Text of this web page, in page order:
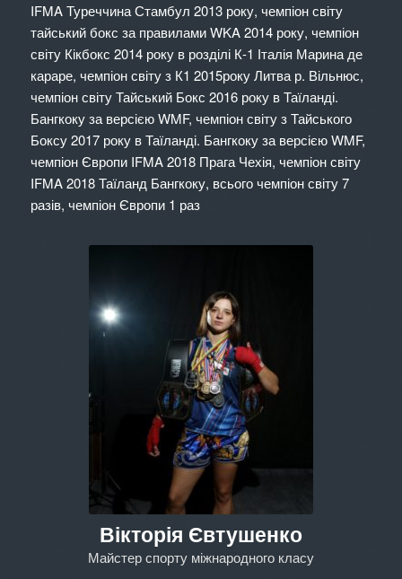
IFMA Туреччина Стамбул 2013 року, чемпіон світу
тайський бокс за правилами WKA 2014 року, чемпіон
світу Кікбокс 2014 року в розділі К-1 Італія Марина де
караре, чемпіон світу з К1 2015року Литва р. Вільнюс,
чемпіон світу Тайський Бокс 2016 року в Таїланді.
Бангкоку за версією WMF, чемпіон світу з Тайського
Боксу 2017 року в Таїланді. Бангкоку за версією WMF,
чемпіон Європи IFMA 2018 Прага Чехія, чемпіон світу
IFMA 2018 Таїланд Бангкоку, всього чемпіон світу 7
разів, чемпіон Європи 1 раз
Вікторія Євтушенко
Майстер спорту міжнародного класу